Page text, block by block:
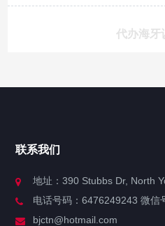
代办海牙
服务分类
联系我们
地址：390 Stubbs Dr, North
电话号码：6476249243 微信
bjctn@hotmail.com